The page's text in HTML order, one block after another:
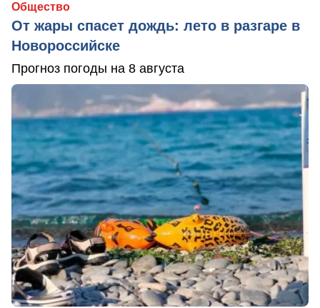
Общество
От жары спасет дождь: лето в разгаре в
Новороссийске
Прогноз погоды на 8 августа